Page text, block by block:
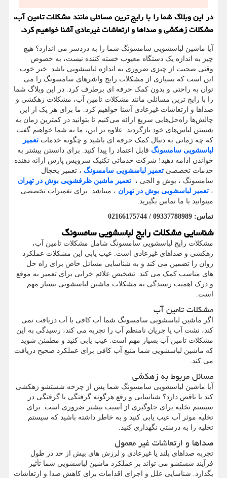
در این وبلاگ شما را با رایج ترین مسائلی مانند مشکلات تامین آب،
مشکلات زهکشی و صداها و ارتعاشات غیرعادی آشنا خواهیم کرد.
آیا ماشین لباسشویی سامسونگ شما را به دردسر می اندازد؟ هیچ
چیز به اندازه یک دستگاه معیوب خسته کننده نیست، به خصوص
وقتی صحبت از چیزی ضروری به اندازه لباسشویی باشد. خبر خوب
این است که بسیاری از مشکلات رایج واشرهای سامسونگ را می
توان به راحتی و بدون کمک حرفه ای برطرف کرد. در این وبلاگ شما
را با رایج ترین مسائلی مانند مشکلات تامین آب، مشکلات زهکشی و
صداها و ارتعاشات غیرعادی آشنا خواهیم کرد. ما برای هر یک از این
چالش‌ها راه‌حل‌هایی سریع ارائه می‌کنیم تا بتوانید در کمترین زمان به
شستن لباس‌های خود بازگردید. علاوه بر این، ما به شما خواهیم گفت
که چه زمانی به دنبال کمک حرفه ای باشید و چگونه خدمات تعمیر
لباسشویی سامسونگ قابل اعتماد را پیدا کنید. برای دانستن بیشتر به
خواندن ادامه دهید! شرکت خدماتی تکنیک سرویس پارس ارائه دهنده
خدمات تخصصی تعمیر لباسشویی سامسونگ ، تعمیر یخچال
سامسونگ ، بوش و الجی ، تعمیر ماشین ظرفشویی بوش در تهران
، تعمیر لباسشویی بوش در تهران ، میباشد. برای تغمیرات تخصصی
میتوانید با ما تماس بگیرید.
تماس: 09337788989 / 02166175744
شناسایی مشکلات رایج لباسشویی سامسونگ
مشکلات رایج لباسشویی سامسونگ شامل مشکلات تامین آب،
زهکشی و صداهای غیرعادی است. عیب یابی این مشکلات عملکرد
روان را تضمین می کند و به شناسایی مسائل خاص برای راه حل
های مناسب کمک می کند. تشخیص علائم خرابی برای تعمیر به موقع
و درک اهمیت رسیدگی به مشکلات ماشین لباسشویی بسیار مهم
است.
مشکلات تامین آب
اگر ماشین لباسشویی سامسونگ شما آب کافی یا آب دریافت نمی
کند، نشت آب یا جریان نامنظم آب را تجربه می کند، رسیدگی به این
مشکلات تامین آب بسیار مهم است. عیب یابی کنید و مطمئن شوید
که ماشین لباسشویی شما منبع آب کافی برای عملکرد صحیح دریافت
می کند.
مسائل مربوط به زهکشی
آیا ماشین لباسشویی سامسونگ شما پس از چرخه شستشو زهکشی
کند یا ناقص دارد؟ شناسایی و رفع هرگونه گرفتگی یا گرفتگی در
سیستم تخلیه برای جلوگیری از آسیب بیشتر ضروری است. برای
تخلیه موثر آب عیب یابی کنید و به خاطر داشته باشید که سیستم
تخلیه را به درستی نگهداری کنید.
صداها و ارتعاشات غیر معمول
تجربه صداهای بلند یا غیرعادی و لرزش های بیش از حد در طول
فرآیند شستشو می تواند بر عملکرد ماشین لباسشویی شما تأثیر
بگذارد. شناسایی علل و اجرای اقدامات برای کاهش صدا و ارتعاشات